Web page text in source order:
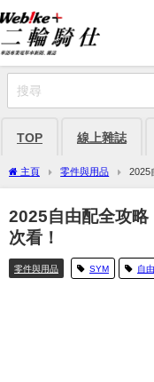
TOP 線上雜誌
主頁 零件與用品 2025
2025自由配全攻
次看！
零件與用品 SYM 自